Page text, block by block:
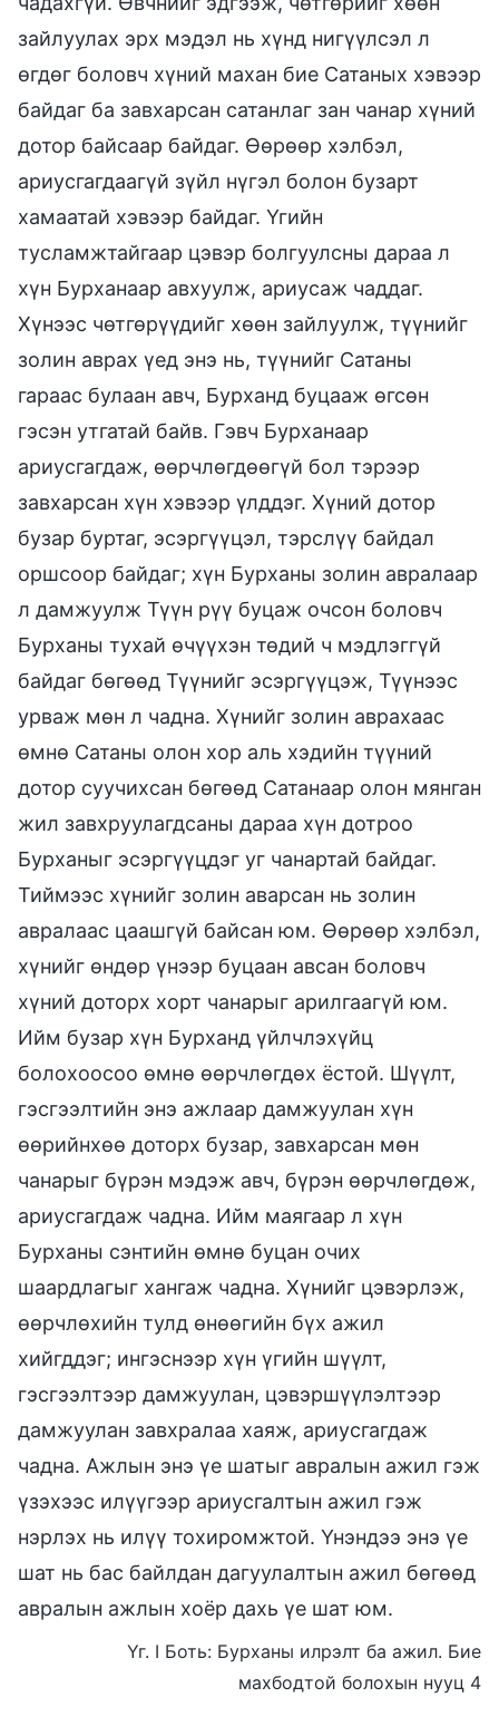
зайлуулах эрх мэдэл нь хүнд нигүүлсэл л
өгдөг боловч хүний махан бие Сатаных хэвээр
байдаг ба завхарсан сатанлаг зан чанар хүний
дотор байсаар байдаг. Өөрөөр хэлбэл,
ариусгагдаагүй зүйл нүгэл болон бузарт
хамаатай хэвээр байдаг. Үгийн
тусламжтайгаар цэвэр болгуулсны дараа л
хүн Бурханаар авхуулж, ариусаж чаддаг.
Хүнээс чөтгөрүүдийг хөөн зайлуулж, түүнийг
золин аврах үед энэ нь, түүнийг Сатаны
гараас булаан авч, Бурханд буцааж өгсөн
гэсэн утгатай байв. Гэвч Бурханаар
ариусгагдаж, өөрчлөгдөөгүй бол тэрээр
завхарсан хүн хэвээр үлддэг. Хүний дотор
бузар буртаг, эсэргүүцэл, тэрслүү байдал
оршсоор байдаг; хүн Бурханы золин авралаар
л дамжуулж Түүн рүү буцаж очсон боловч
Бурханы тухай өчүүхэн төдий ч мэдлэггүй
байдаг бөгөөд Түүнийг эсэргүүцэж, Түүнээс
урваж мөн л чадна. Хүнийг золин аврахаас
өмнө Сатаны олон хор аль хэдийн түүний
дотор суучихсан бөгөөд Сатанаар олон мянган
жил завхруулагдсаны дараа хүн дотроо
Бурханыг эсэргүүцдэг уг чанартай байдаг.
Тиймээс хүнийг золин аварсан нь золин
авралаас цаашгүй байсан юм. Өөрөөр хэлбэл,
хүнийг өндөр үнээр буцаан авсан боловч
хүний доторх хорт чанарыг арилгаагүй юм.
Ийм бузар хүн Бурханд үйлчлэхүйц
болохоосоо өмнө өөрчлөгдөх ёстой. Шүүлт,
гэсгээлтийн энэ ажлаар дамжуулан хүн
өөрийнхөө доторх бузар, завхарсан мөн
чанарыг бүрэн мэдэж авч, бүрэн өөрчлөгдөж,
ариусгагдаж чадна. Ийм маягаар л хүн
Бурханы сэнтийн өмнө буцан очих
шаардлагыг хангаж чадна. Хүнийг цэвэрлэж,
өөрчлөхийн тулд өнөөгийн бүх ажил
хийгддэг; ингэснээр хүн үгийн шүүлт,
гэсгээлтээр дамжуулан, цэвэршүүлэлтээр
дамжуулан завхралаа хаяж, ариусгагдаж
чадна. Ажлын энэ үе шатыг авралын ажил гэж
үзэхээс илүүгээр ариусгалтын ажил гэж
нэрлэх нь илүү тохиромжтой. Үнэндээ энэ үе
шат нь бас байлдан дагуулалтын ажил бөгөөд
авралын ажлын хоёр дахь үе шат юм.
Үг. I Боть: Бурханы илрэлт ба ажил. Бие
махбодтой болохын нууц 4